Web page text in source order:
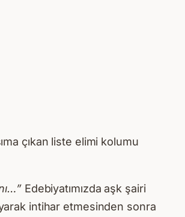
çıkan liste elimi kolumu
Edebiyatımızda aşk şairi
intihar etmesinden sonra